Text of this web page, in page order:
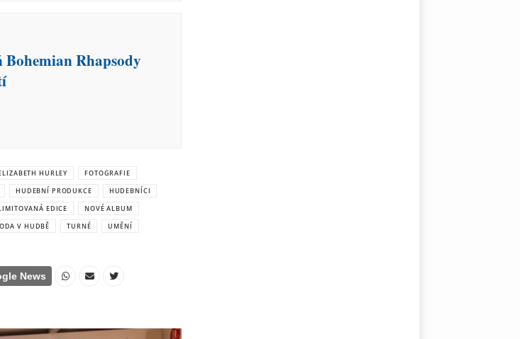
Bohemian Rhapsody
HURLEY
FOTOGRAFIE
HUDEBNÍ PRODUKCE
HUDEBNÍCI
EDICE
NOVÉ ALBUM
V HUDBĚ TURNÉ
UMĚNÍ
News